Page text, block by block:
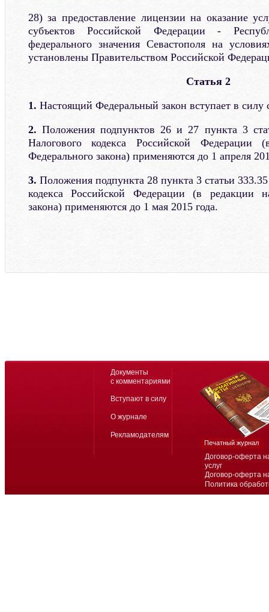
28) за предоставление лицензии на оказание
субъектов Российской Федерации -
федерального значения Севастополя на
установлены Правительством Российской
Статья 2
1. Настоящий Федеральный закон вступает в силу
2. Положения подпунктов 26 и 27 пункта 3
Налогового кодекса Российской Федерации
Федерального закона) применяются до 1 апреля
3. Положения подпункта 28 пункта 3 статьи
кодекса Российской Федерации (в редакции
закона) применяются до 1 мая 2015 года.
Договор-оферта
услуг
Договор-оферта
Политика
Документы
с комментариями
Вступают в силу
О журнале
Рекламодателям
Печатный журнал